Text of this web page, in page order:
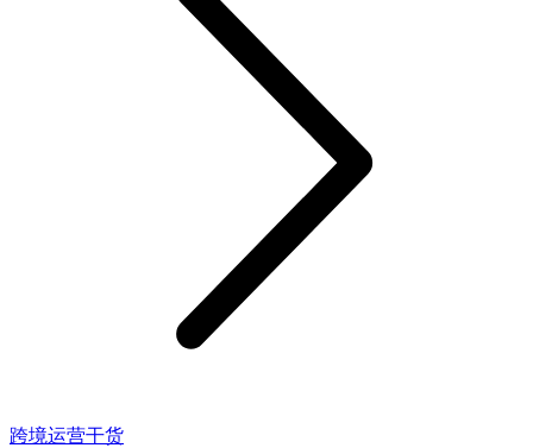
跨境运营干货